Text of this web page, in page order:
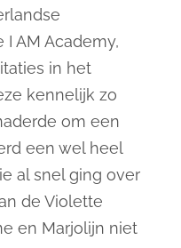
AM Academy,
in het
kennelijk zo
om een
een wel heel
al snel ging over
de Violette
en Marjolijn niet